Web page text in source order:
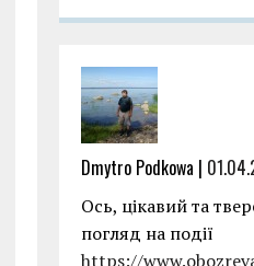
Dmytro Podkowa |
Ось, цікавий та
погляд на події
https://